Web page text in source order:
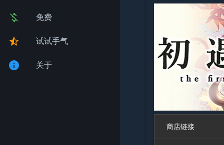
money_off 免费
star_half 试试手气
info 关于
商店链接